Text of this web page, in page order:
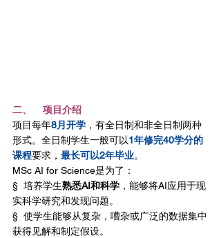
二、    项目介绍
项目每年8月开学 ，有全日制和非全日制两种
形式。全日制学生一般可以1年修完40学分的
课程要求， 最长可以2年毕业。
MSc AI for Science是为了：
§  培养学生熟悉AI和科学 ，能够将AI应用于现
实科学研究和发现问题。
§  使学生能够从复杂，嘈杂或广泛的数据集中
获得见解和制定假设。